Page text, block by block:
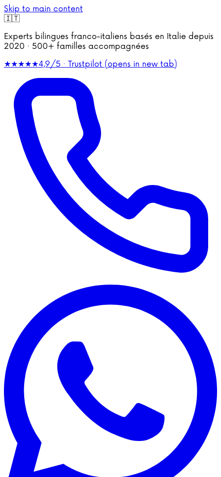
Skip to main content
🇮🇹
Experts bilingues franco-italiens basés en Italie depuis
2020 · 500+ familles accompagnées
★★★★★4,9/5 · Trustpilot (opens in new tab)